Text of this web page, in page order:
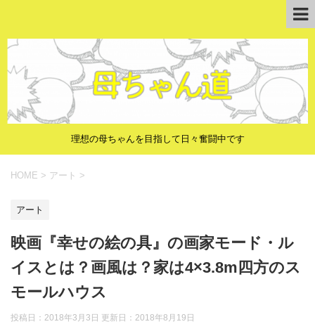
理想の母ちゃんを目指して日々奮闘中です
HOME > アート >
アート
映画『幸せの絵の具』の画家モード・ル
イスとは？画風は？家は4×3.8m四方のス
モールハウス
投稿日：2018年3月3日 更新日： 2018年8月19日